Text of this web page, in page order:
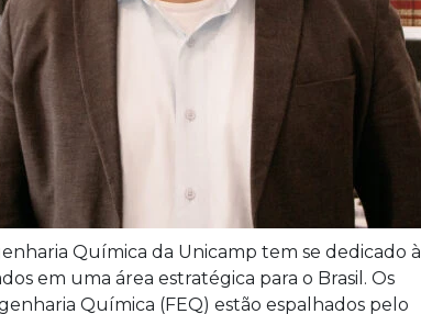
Química da Unicamp tem se dedicado à
em uma área estratégica para o Brasil. Os
Química (FEQ) estão espalhados pelo